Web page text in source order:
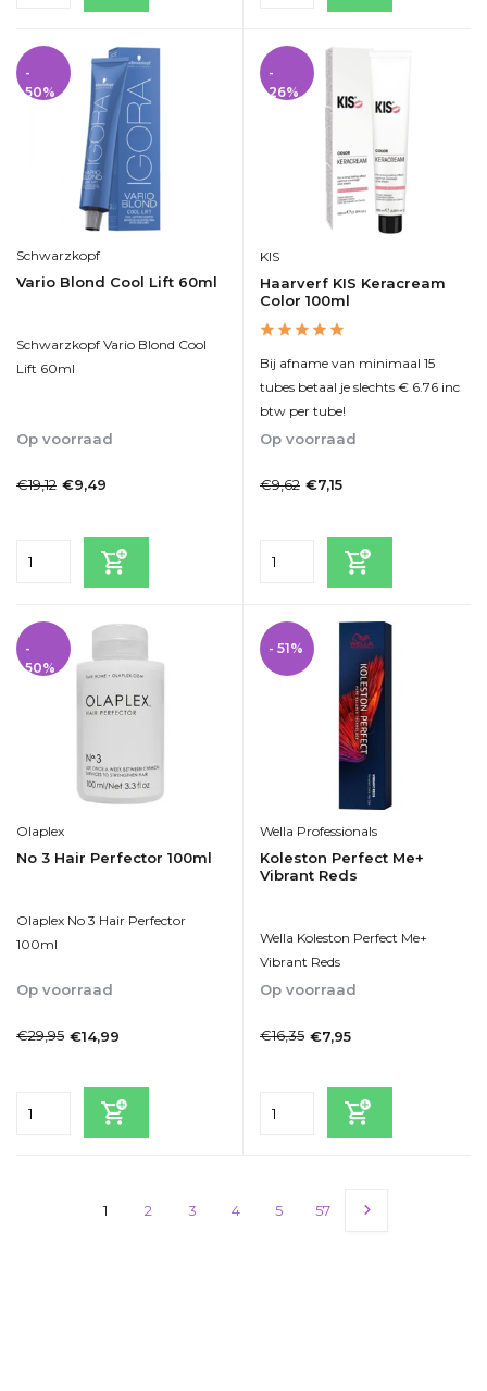
-
50%
Schwarzkopf
Vario Blond Cool Lift 60ml
Schwarzkopf Vario Blond Cool
Lift 60ml
Op voorraad
€19,12 €9,49
-
26%
KIS
Haarverf KIS Keracream
Color 100ml
Bij afname van minimaal 15
tubes betaal je slechts € 6.76 inc
btw per tube!
Op voorraad
€9,62 €7,15
-
50%
Olaplex
No 3 Hair Perfector 100ml
Olaplex No 3 Hair Perfector
100ml
Op voorraad
€29,95 €14,99
- 51%
Wella Professionals
Koleston Perfect Me+
Vibrant Reds
Wella Koleston Perfect Me+
Vibrant Reds
Op voorraad
€16,35 €7,95
1 2 3 4 5 57